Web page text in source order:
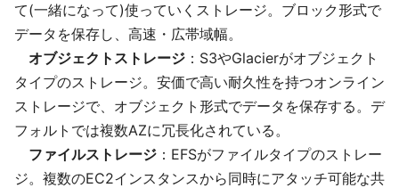
て(一緒になって)使っていくストレージ。ブロック形式で
データを保存し、高速・広帯域幅。
オブジェクトストレージ ：S3やGlacierがオブジェクト
タイプのストレージ。安価で高い耐久性を持つオンライン
ストレージで、オブジェクト形式でデータを保存する。デ
フォルトでは複数AZに冗長化されている。
ファイルストレージ ：EFSがファイルタイプのストレー
ジ。複数のEC2インスタンスから同時にアタッチ可能な共